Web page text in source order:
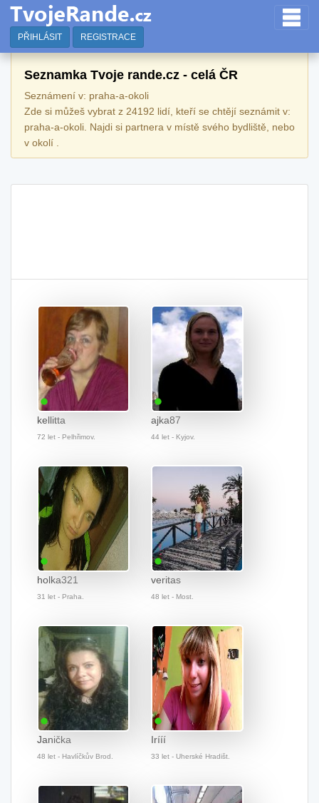
PŘIHLÁSIT REGISTRACE
Seznamka Tvoje rande.cz - celá ČR
Seznámení v: praha-a-okoli
Zde si můžeš vybrat z 24192 lidí, kteří se chtějí seznámit v:
praha-a-okoli. Najdi si partnera v místě svého bydliště, nebo
v okolí .
kellitta
72 let - Pelhřimov.
ajka87
44 let - Kyjov.
holka321
31 let - Praha.
veritas
48 let - Most.
Janička
48 let - Havlíčkův Brod.
Irííí
33 let - Uherské Hradišt.